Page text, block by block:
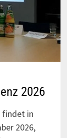
2026
findet in
2026,